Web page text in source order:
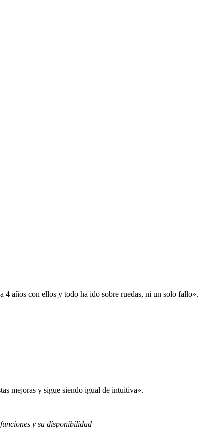
años con ellos y todo ha ido sobre ruedas, ni un solo fallo».
mejoras y sigue siendo igual de intuitiva».
y su disponibilidad